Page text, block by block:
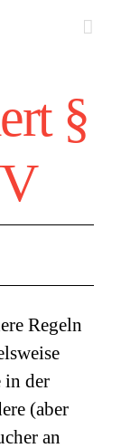
§
Regeln
in der
(aber
an